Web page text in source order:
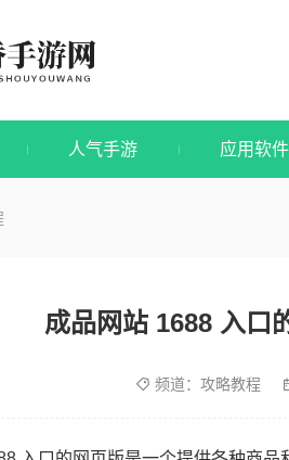
人气手游 应用软件
成品网站 1688 入口
频道： 攻略教程